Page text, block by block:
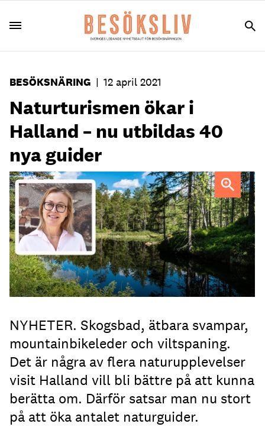
BESÖKSNÄRING | 12 april 2021
Naturturismen ökar i
Halland – nu utbildas 40
nya guider
Magdalena Petersson, projektledare för naturturism på
Visit Halland.Foto: Agneta Kristiansson/Colorbox
NYHETER. Skogsbad, ätbara svampar,
mountainbikeleder och viltspaning.
Det är några av flera naturupplevelser
visit Halland vill bli bättre på att kunna
berätta om. Därför satsar man nu stort
på att öka antalet naturguider.